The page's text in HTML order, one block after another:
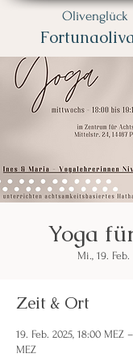
Olivenglück
Yoga
Mi., 19. Feb.
Zeit & Ort
19. Feb. 2025, 18:00 MEZ
MEZ